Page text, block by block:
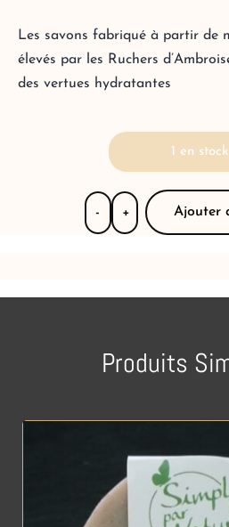
Les savons fabriqué à partir de
élevés par les Ruchers
des vertues hydratantes
1 en stock
- + Ajouter
Produits